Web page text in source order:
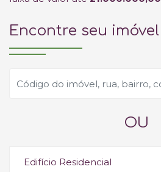
Encontre seu imóvel
OU
Edifício Residencial